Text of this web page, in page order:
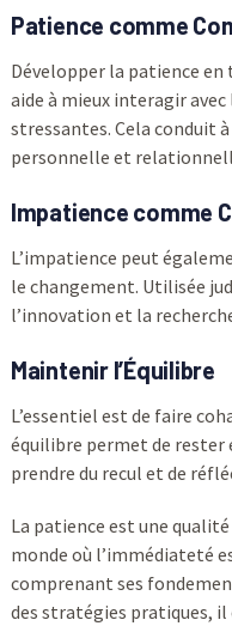
Patience comme
Développer la patience
aide à mieux interagir
stressantes. Cela conduit
personnelle et
Impatience comme
L’impatience peut
le changement. Utilisée
l’innovation et la
Maintenir l’Équilibre
L’essentiel est de faire
équilibre permet de rester
prendre du recul et de
La patience est une
monde où l’immédiateté
comprenant ses
des stratégies pratiques,